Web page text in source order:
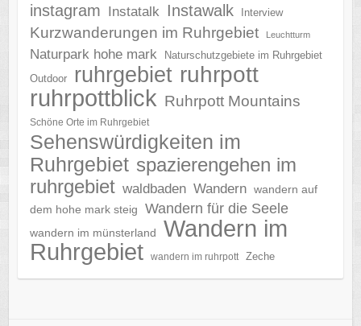
instagram Instatalk Instawalk Interview
Kurzwanderungen im Ruhrgebiet Leuchtturm
Naturpark hohe mark
Naturschutzgebiete im Ruhrgebiet
Outdoor
ruhrgebiet ruhrpott
ruhrpottblick Ruhrpott Mountains
Schöne Orte im Ruhrgebiet
Sehenswürdigkeiten im
Ruhrgebiet spazierengehen im
ruhrgebiet waldbaden Wandern wandern auf
dem hohe mark steig
Wandern für die Seele
wandern im münsterland
Wandern im
Ruhrgebiet
wandern im ruhrpott Zeche